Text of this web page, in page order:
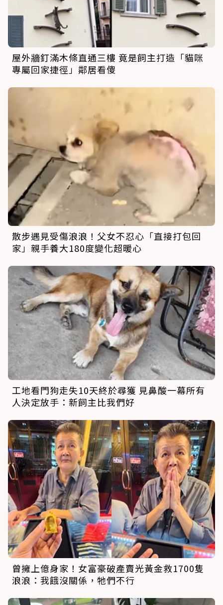
屋外牆釘滿木條直通三樓 竟是飼主打造「貓咪
專屬回家捷徑」鄰居看傻
散步遇見受傷浪浪！父女不忍心「直接打包回
家」親手養大180度變化超暖心
工地看門狗走失10天終於尋獲 見鼻酸一幕所有
人決定放手：新飼主比我們好
曾擁上億身家！女富豪破產賣光黃金救1700隻
浪浪：我餓沒關係，牠們不行